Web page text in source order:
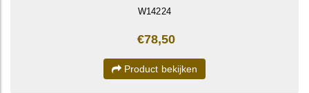
W14224
€78,50
Product bekijken